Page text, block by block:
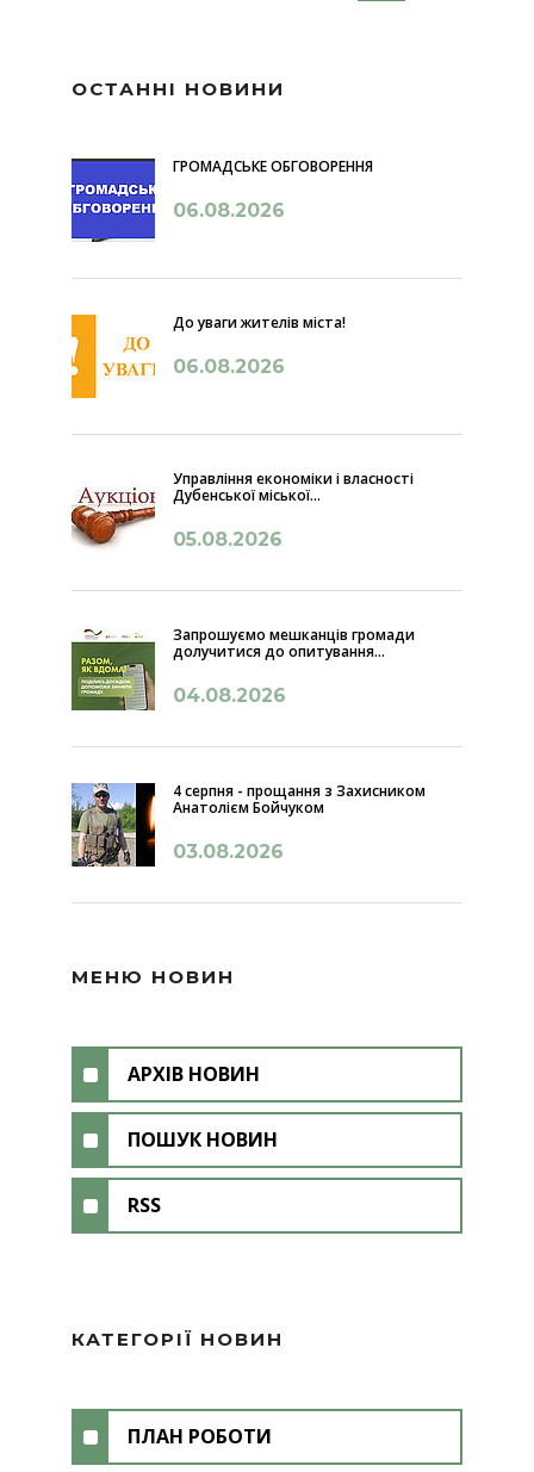
ОСТАННІ НОВИНИ
ГРОМАДСЬКЕ ОБГОВОРЕННЯ
06.08.2026
До уваги жителів міста!
06.08.2026
Управління економіки і власності
Дубенської міської...
05.08.2026
Запрошуємо мешканців громади
долучитися до опитування...
04.08.2026
4 серпня - прощання з Захисником
Анатолієм Бойчуком
03.08.2026
МЕНЮ НОВИН
АРХІВ НОВИН
ПОШУК НОВИН
RSS
КАТЕГОРІЇ НОВИН
ПЛАН РОБОТИ